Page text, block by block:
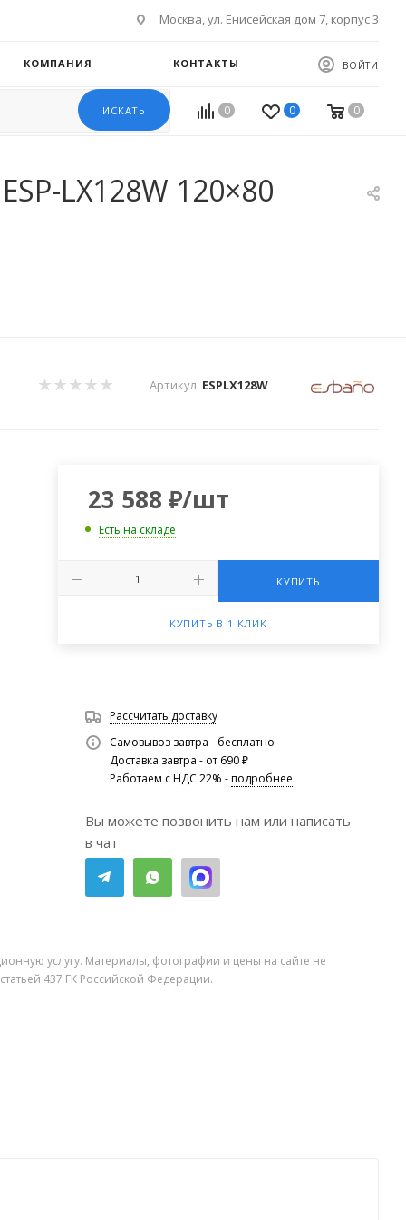
Москва, ул. Енисейская дом 7, корпус 3
КОМПАНИЯ КОНТАКТЫ ВОЙТИ
ИСКАТЬ 0 0 0
LX128W 120×80
Артикул: ESPLX128W
23 588 ₽/шт
Есть на складе
КУПИТЬ
КУПИТЬ В 1 КЛИК
Рассчитать доставку
Самовывоз завтра - бесплатно
Доставка завтра - от 690 ₽
Работаем с НДС 22% -подробнее
Вы можете позвонить нам или написать
в чат
услугу. Материалы, фотографии и цены на сайте не
437 ГК Российской Федерации.